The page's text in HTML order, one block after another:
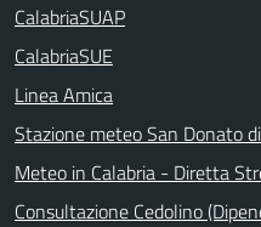
CalabriaSUAP
CalabriaSUE
Linea Amica
Stazione meteo San Donato
Meteo in Calabria - Diretta
Consultazione Cedolino